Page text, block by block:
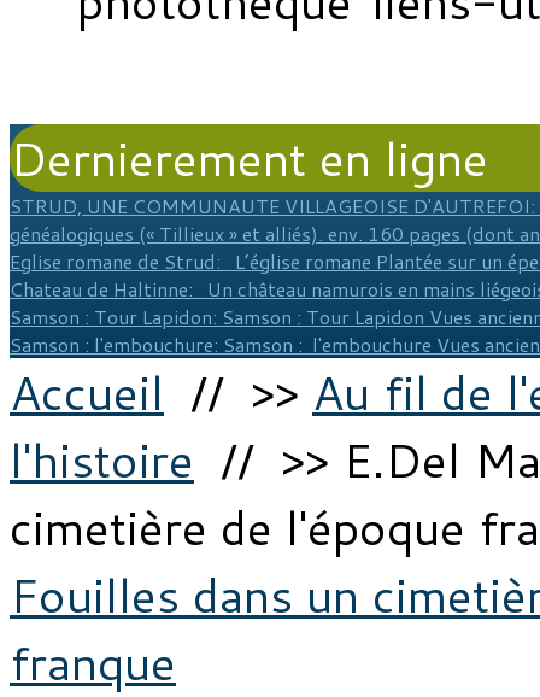
Dernierement en ligne
STRUD, UNE COMMUNAUTE VILLAGEOISE D'AUTREFOI
généalogiques (« Tillieux » et alliés). env. 160 pages (dont
Eglise romane de Strud: L’église romane Plantée sur un
Chateau de Haltinne: Un château namurois en mains
Samson : Tour Lapidon: Samson : Tour Lapidon Vues
Samson : l'embouchure: Samson : l'embouchure Vues
Accueil // >> Au fil de
l'histoire // >> E.Del
cimetière de l'époque
Fouilles dans un
franque